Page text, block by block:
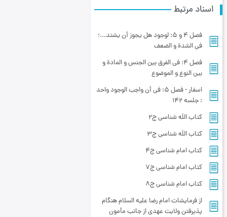
اسناد مرتبط
فصل 4 و 5: لوجود هل يجوز أن يشتد...؛
في الشدة و الضعف‏
فصل 4: في الفرق بين الجنس و المادة و
بين النوع و الموضوع
اسفار - فصل 5: في أن واجب الوجود واحد
: جلسه ۱۴۲
کتاب اللَه شناسی ج2
کتاب اللَه شناسی ج3
کتاب امام شناسی ج4
کتاب امام شناسی ج7
کتاب امام شناسی ج8
از فرمایشات امام رضا علیه السلام هنگام
پذیرفتن ولایت عهدی از جانب مأمون